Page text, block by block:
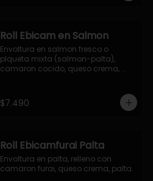
Roll Ebicam en Salmon
Envoltura en salmon fresco o
plqueta mixta (salmon-palta),
camaron cocido, queso crema,
$7.490
Roll Ebicamfurai Palta
Envoltura en palta, relleno con
camaron furai, queso crema, palta.